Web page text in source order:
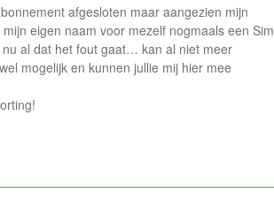
afgesloten maar aangezien mijn
eigen naam voor mezelf nogmaals een Sim
al dat het fout gaat… kan al niet meer
mogelijk en kunnen jullie mij hier mee